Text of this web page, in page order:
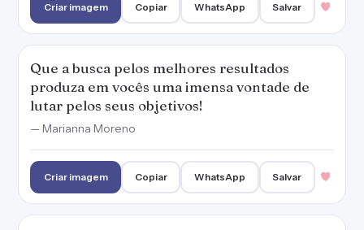
Criar imagem Copiar WhatsApp Salvar
Que a busca pelos melhores resultados
produza em vocês uma imensa vontade de
lutar pelos seus objetivos!
— Marianna Moreno
Criar imagem Copiar WhatsApp Salvar